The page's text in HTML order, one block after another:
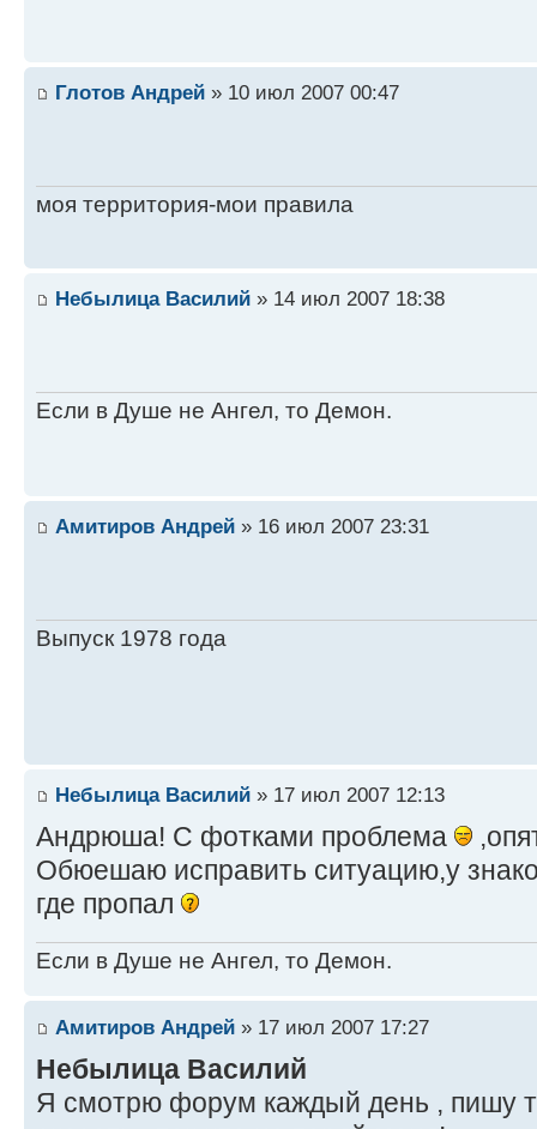
Глотов Андрей » 10 июл 2007 00:47
моя территория-мои правила
Небылица Василий » 14 июл 2007 18:38
Если в Душе не Ангел, то Демон.
Амитиров Андрей » 16 июл 2007 23:31
Выпуск 1978 года
Небылица Василий » 17 июл 2007 12:13
Андрюша! С фотками проблема
Обюешаю исправить ситуацию,у
где пропал
Если в Душе не Ангел, то Демон.
Амитиров Андрей » 17 июл 2007 17:27
Небылица Василий
Я смотрю форум каждый день , пишу